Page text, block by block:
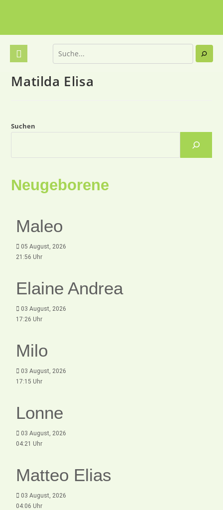
Matilda Elisa
Suchen
Neugeborene
Maleo
05 August, 2026
21:56 Uhr
Elaine Andrea
03 August, 2026
17:26 Uhr
Milo
03 August, 2026
17:15 Uhr
Lonne
03 August, 2026
04:21 Uhr
Matteo Elias
03 August, 2026
04:06 Uhr